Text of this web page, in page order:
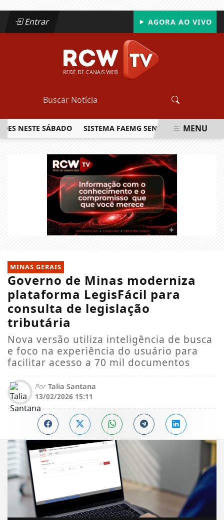
Entrar AGORA AO VIVO
SÁBADO SISTEMA FAEMG SENAR LANÇA O PRIMEIRO
MENU
MINAS GERAIS
Governo de Minas moderniza
plataforma LegisFácil para
consulta de legislação
tributária
​Nova versão utiliza inteligência de busca
e foco na experiência do usuário para
facilitar acesso a 70 mil documentos
Por Talia Santana
13/02/2026 15:11